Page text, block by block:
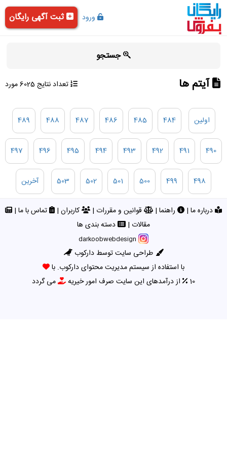
ورود ثبت آگهی رایگان
جستجو
آیتم ها تعداد نتایج 6025 مورد
اولین 484
485
486
487
488
489
490
491
492
493
494
495
496
497
498
499
500
501
502
503 آخرین
درباره ما | راهنما | قوانین و مقررات | کاربران | تماس با ما|
مقالات | دسته بندی ها
darkoobwebdesign
طراحی سایت توسط دارکوب
با استفاده از سیستم مدیریت محتوای دارکوب. با
10
از درآمدهای این سایت صرف امور خیریه می گردد